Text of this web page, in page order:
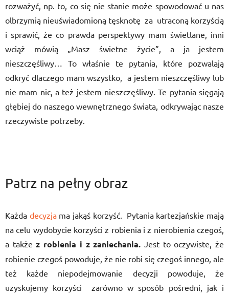
rozważyć, np. to, co się nie stanie może spowodować u nas
olbrzymią nieuświadomioną tęsknotę za utraconą korzyścią
i sprawić, że co prawda perspektywy mam świetlane, inni
wciąż mówią „Masz świetne życie”, a ja jestem
nieszczęśliwy… To właśnie te pytania, które pozwalają
odkryć dlaczego mam wszystko, a jestem nieszczęśliwy lub
nie mam nic, a też jestem nieszczęśliwy. Te pytania sięgają
głębiej do naszego wewnętrznego świata, odkrywając nasze
rzeczywiste potrzeby.
Patrz na pełny obraz
Każda decyzjama jakąś korzyść. Pytania kartezjańskie mają
na celu wydobycie korzyści z robienia i z nierobienia czegoś,
a takżez robienia i z zaniechania. Jest to oczywiste, że
robienie czegoś powoduje, że nie robi się czegoś innego, ale
też każde niepodejmowanie decyzji powoduje, że
uzyskujemy korzyści zarówno w sposób pośredni, jak i